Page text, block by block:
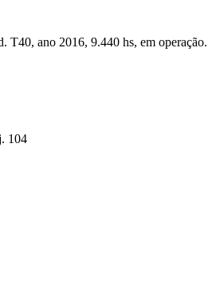
T40, ano 2016, 9.440 hs, em operação.
104